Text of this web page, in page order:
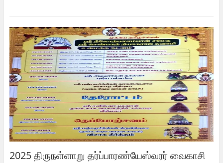
2025 திருநள்ளாறு தர்ப்பாரண்யேஸ்வரர் வைகாசி